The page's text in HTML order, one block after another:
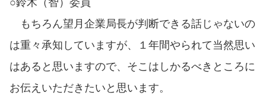
もちろん望月企業局長が判断できる話じゃないの
は重々承知していますが、１年間やられて当然思い
はあると思いますので、そこはしかるべきところに
お伝えいただきたいと思います。